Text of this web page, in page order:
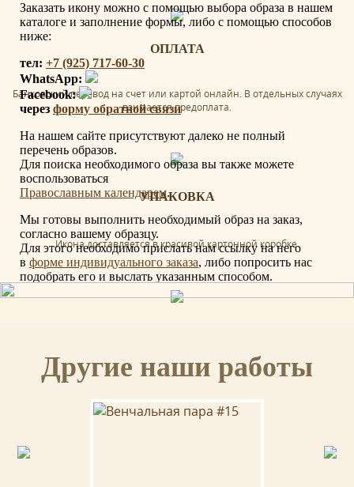
ОПЛАТА
Банковский перевод на счет или картой онлайн. В отдельных случаях
взимается предоплата.
УПАКОВКА
Икона доставляется в красивой картонной коробке.
К иконе прилагается сертификат с указанием мастера, материалов и
Заказать икону можно с помощью выбора образа в нашем
каталоге и заполнение формы, либо с помощью способов
ниже:
тел: +7 (925) 717-60-30
WhatsApp:
Facebook:
через форму обратной связи
На нашем сайте присутствуют далеко не полный
перечень образов.
Для поиска необходимого образа вы также можете
воспользоваться
Православным календарем.
Мы готовы выполнить необходимый образ на заказ,
согласно вашему образцу.
Для этого необходимо прислать нам ссылку на него
в форме индивидуального заказа, либо попросить нас
подобрать его и выслать указанным способом.
Другие наши работы